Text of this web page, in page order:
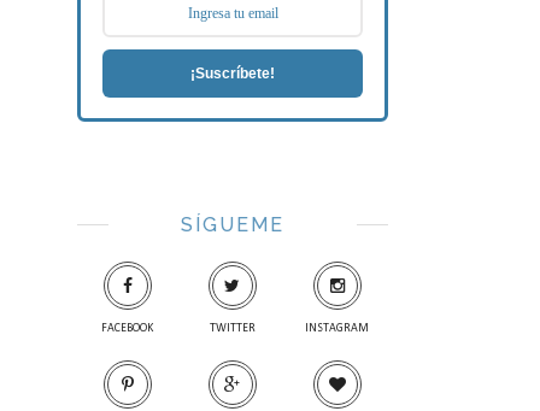
¡Suscríbete!
SÍGUEME
FACEBOOK TWITTER INSTAGRAM